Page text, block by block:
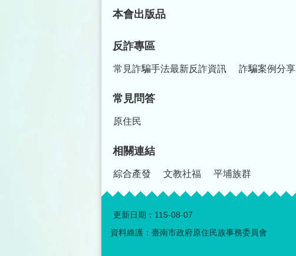
本會出版品
反詐專區
常見詐騙手法最新反詐資訊 詐騙案例分享
常見問答
原住民
相關連結
綜合產發 文教社福 平埔族群
更新日期： 115-08-07
資料維護：臺南市政府原住民族事務委員會